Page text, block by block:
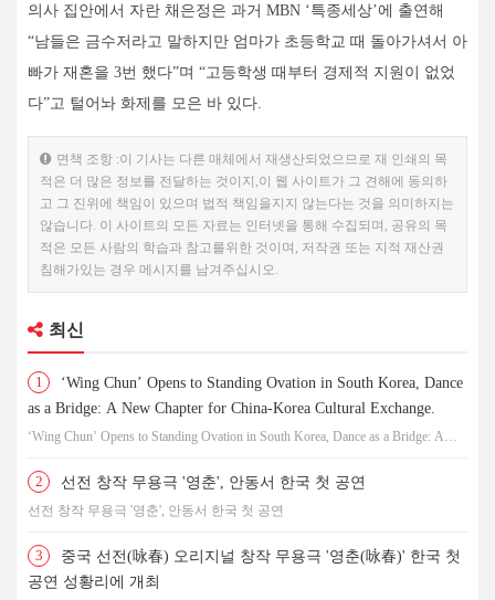
의사 집안에서 자란 채은정은 과거 MBN ‘특종세상’에 출연해
“남들은 금수저라고 말하지만 엄마가 초등학교 때 돌아가셔서 아
빠가 재혼을 3번 했다”며 “고등학생 때부터 경제적 지원이 없었
다”고 털어놔 화제를 모은 바 있다.
면책 조항 :이 기사는 다른 매체에서 재생산되었으므로 재 인쇄의 목
적은 더 많은 정보를 전달하는 것이지,이 웹 사이트가 그 견해에 동의하
고 그 진위에 책임이 있으며 법적 책임을지지 않는다는 것을 의미하지는
않습니다. 이 사이트의 모든 자료는 인터넷을 통해 수집되며, 공유의 목
적은 모든 사람의 학습과 참고를위한 것이며, 저작권 또는 지적 재산권
침해가있는 경우 메시지를 남겨주십시오.
최신
1
‘Wing Chun’ Opens to Standing Ovation in South Korea, Dance
as a Bridge: A New Chapter for China-Korea Cultural Exchange.
‘Wing Chun’ Opens to Standing Ovation in South Korea, Dance as a Bridge: A
2 선전 창작 무용극 '영춘', 안동서 한국 첫 공연
선전 창작 무용극 '영춘', 안동서 한국 첫 공연
3
중국 선전(咏春) 오리지널 창작 무용극 '영춘(咏春)' 한국 첫
공연 성황리에 개최